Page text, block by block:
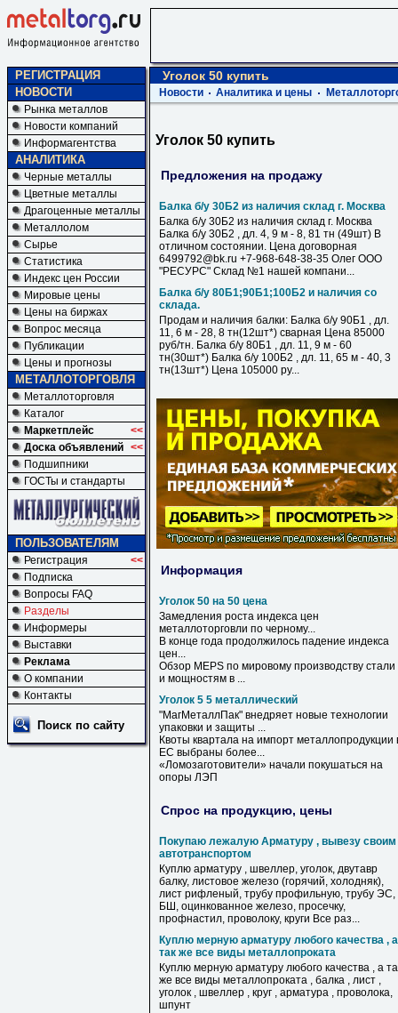
РЕГИСТРАЦИЯ
НОВОСТИ
Рынка металлов
Новости компаний
Информагентства
АНАЛИТИКА
Черные металлы
Цветные металлы
Драгоценные металлы
Металлолом
Сырье
Статистика
Индекс цен России
Мировые цены
Цены на биржах
Вопрос месяца
Публикации
Цены и прогнозы
МЕТАЛЛОТОРГОВЛЯ
Металлоторговля
Каталог
Маркетплейс
<<
Доска объявлений <<
Подшипники
ГОСТы и стандарты
ПОЛЬЗОВАТЕЛЯМ
Регистрация
<<
Подписка
Вопросы FAQ
Разделы
Информеры
Выставки
Реклама
О компании
Контакты
Поиск по сайту
Уголок 50 купить
Новости Аналитика и цены
Уголок 50 купить
Предложения на продажу
Балка б/у 30Б2 из наличия склад г. Москва
Балка б/у 30Б2 из наличия склад г. Москва
Балка б/у 30Б2 , дл. 4, 9 м - 8, 81 тн (49шт) В
отличном состоянии. Цена договорная
6499792@bk.ru +7-968-648-38-35 Олег ООО
"РЕСУРС" Склад №1 нашей компани...
Балка б/у 80Б1;90Б1;100Б2 и наличия со
склада.
Продам и наличия балки: Балка б/у 90Б1 , дл.
11, 6 м - 28, 8 тн(12шт*) сварная Цена 85000
руб/тн. Балка б/у 80Б1 , дл. 11, 9 м - 60
тн(30шт*) Балка б/у 100Б2 , дл. 11, 65 м - 40, 3
тн(13шт*) Цена 105000 ру...
Информация
Уголок 50 на 50 цена
Замедления роста индекса цен
металлоторговли по черному...
В конце года продолжилось падение индекса
цен...
Обзор MEPS по мировому производству стали
и мощностям в ...
Уголок 5 5 металлический
"МагМеталлПак" внедряет новые технологии
упаковки и защиты ...
Квоты квартала на импорт металлопродукции
ЕС выбраны более...
«Ломозаготовители» начали покушаться на
опоры ЛЭП
Спрос на продукцию, цены
Покупаю лежалую Арматуру , вывезу своим
автотранспортом
Куплю арматуру , швеллер, уголок, двутавр
балку, листовое железо (горячий, холодняк),
лист рифленый, трубу профильную, трубу ЭС,
БШ, оцинкованное железо, просечку,
профнастил, проволоку, круги Все раз...
Куплю мерную арматуру любого качества , а
так же все виды металлопроката
Куплю мерную арматуру любого качества , а
же все виды металлопроката , балка , лист ,
уголок , швеллер , круг , арматура , проволока,
шпунт